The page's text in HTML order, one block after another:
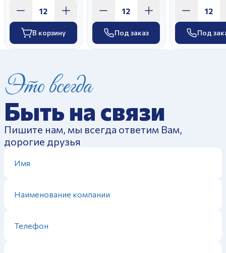
В корзину Под заказ Под
Это всегда
Быть на связи
Пишите нам, мы всегда ответим Вам,
дорогие друзья